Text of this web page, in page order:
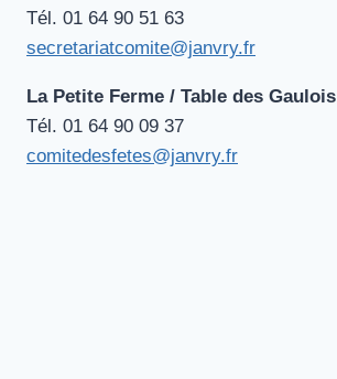
Tél. ‭01 64 90 51 63‬
secretariatcomite@janvry.fr
La Petite Ferme / Table des Gaulois
Tél. 01 64 90 09‬‬‬ 37
comitedesfetes@janvry.fr